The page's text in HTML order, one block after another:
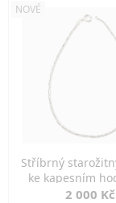
NOVÉ
Stříbrný
ke kapesním
2 000 Kč